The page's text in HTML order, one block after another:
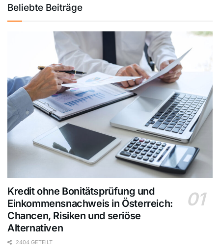
Beliebte Beiträge
Kredit ohne Bonitätsprüfung und
Einkommensnachweis in Österreich:
Chancen, Risiken und seriöse
Alternativen
2404 GETEILT